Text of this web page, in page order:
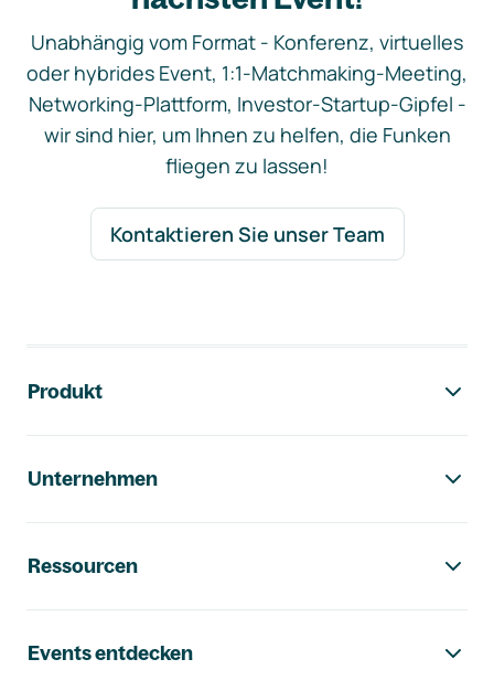
Unabhängig vom Format - Konferenz, virtuelles
oder hybrides Event, 1:1-Matchmaking-Meeting,
Networking-Plattform, Investor-Startup-Gipfel -
wir sind hier, um Ihnen zu helfen, die Funken
fliegen zu lassen!
Kontaktieren Sie unser Team
Produkt
Unternehmen
Ressourcen
Events entdecken